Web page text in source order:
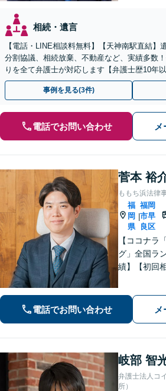
相続・遺言
【電話・LINE相談料無料】【天神南駅直結】
分割協議、相続放棄、不動産など、実績多数
りを全て弁護士が対応します【弁護士歴10年以
事例を見る(3件)
電話でお問い合わせ
菅本 裕
ももち浜法律
福
岡
県
|
福岡
市早
良区
【ココナラ
グ」全国ラ
績】【初回
ださい【休
電話でお問い合わせ
岐部 智
弁護士法人コ
所）